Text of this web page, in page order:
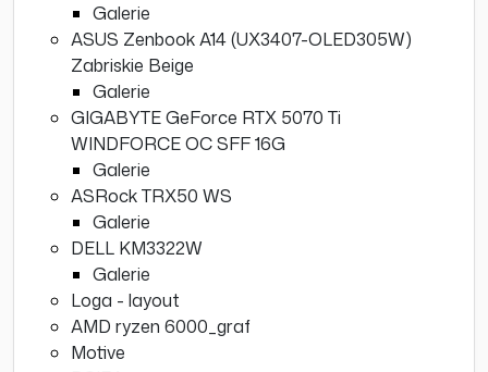
Galerie
ASUS Zenbook A14 (UX3407-OLED305W)
Zabriskie Beige
Galerie
GIGABYTE GeForce RTX 5070 Ti
WINDFORCE OC SFF 16G
Galerie
ASRock TRX50 WS
Galerie
DELL KM3322W
Galerie
Loga - layout
AMD ryzen 6000_graf
Motive